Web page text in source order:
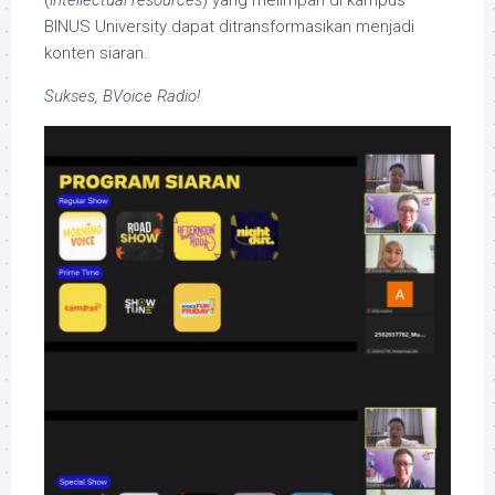
BINUS University dapat ditransformasikan menjadi
konten siaran.
Sukses, BVoice Radio!